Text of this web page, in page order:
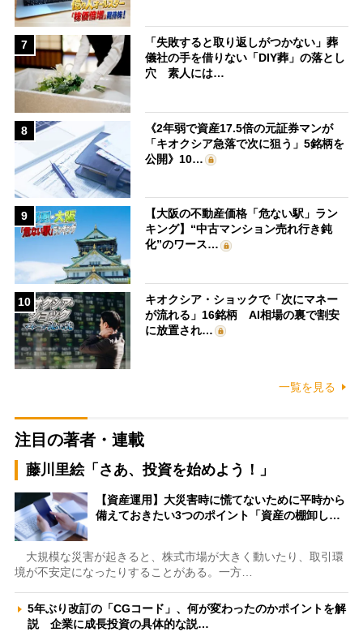
7
「失敗すると取り返しがつかない」葬
儀社の手を借りない「DIY葬」の落とし
穴 素人には…
8
《2年弱で資産17.5倍の元証券マンが
「キオクシア急落で次に狙う」5銘柄を
公開》10…
9
【大阪の不動産価格「危ない駅」ラン
キング】“中古マンション売れ行き鈍
化”のワース…
10
キオクシア・ショックで「次にマネー
が流れる」16銘柄 AI相場の裏で割安
に放置され…
一覧を見る
注目の著者・連載
藤川里絵「さあ、投資を始めよう！」
【資産運用】大災害時に慌てないために平時から
備えておきたい3つのポイント「資産の棚卸し…
大規模な災害が起きると、株式市場が大きく動いたり、取引環
境が不安定になったりすることがある。一方…
5年ぶり改訂の「CGコード」、何が変わったのかポイントを解
説 企業に成長投資の具体的な説…